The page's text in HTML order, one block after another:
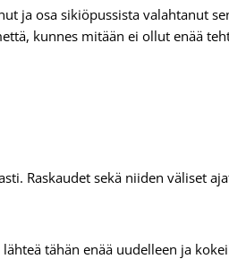
ja osa sikiöpussista valahtanut
kunnes mitään ei ollut enää
Raskaudet sekä niiden väliset
tähän enää uudelleen ja